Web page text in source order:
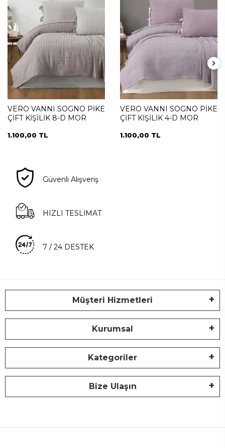
VERO VANNI SOGNO PİKE
ÇİFT KİŞİLİK 8-D MOR
1.100,00 TL
VERO VANNI SOGNO PİKE
ÇİFT KİŞİLİK 4-D MOR
1.100,00 TL
Güvenli Alışveriş
HIZLI TESLİMAT
7 / 24 DESTEK
Müşteri Hizmetleri
Kurumsal
Kategoriler
Bize Ulaşın